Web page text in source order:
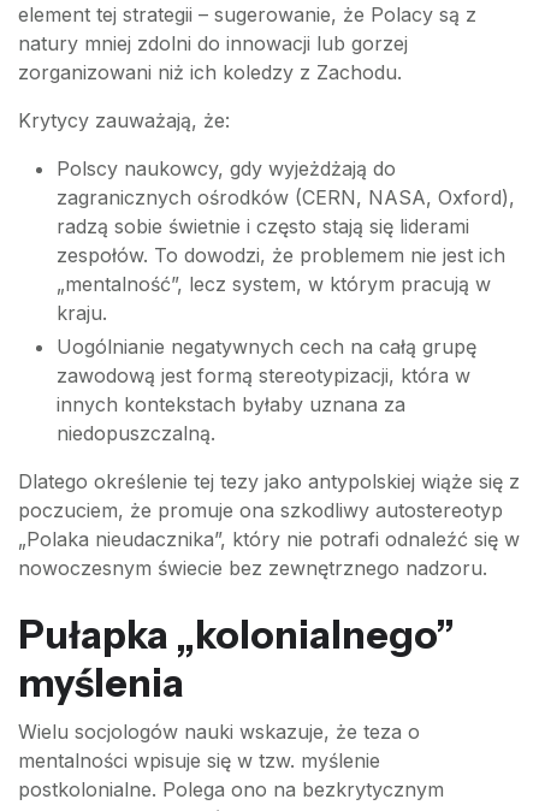
element tej strategii – sugerowanie, że Polacy są z
natury mniej zdolni do innowacji lub gorzej
zorganizowani niż ich koledzy z Zachodu.
Krytycy zauważają, że:
Polscy naukowcy, gdy wyjeżdżają do
zagranicznych ośrodków (CERN, NASA, Oxford),
radzą sobie świetnie i często stają się liderami
zespołów. To dowodzi, że problemem nie jest ich
„mentalność”, lecz system, w którym pracują w
kraju.
Uogólnianie negatywnych cech na całą grupę
zawodową jest formą stereotypizacji, która w
innych kontekstach byłaby uznana za
niedopuszczalną.
Dlatego określenie tej tezy jako antypolskiej wiąże się z
poczuciem, że promuje ona szkodliwy autostereotyp
„Polaka nieudacznika”, który nie potrafi odnaleźć się w
nowoczesnym świecie bez zewnętrznego nadzoru.
Pułapka „kolonialnego”
myślenia
Wielu socjologów nauki wskazuje, że teza o
mentalności wpisuje się w tzw. myślenie
postkolonialne. Polega ono na bezkrytycznym